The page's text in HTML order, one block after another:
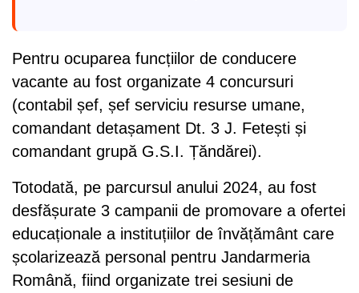
Pentru ocuparea funcțiilor de conducere
vacante au fost organizate 4 concursuri
(contabil șef, șef serviciu resurse umane,
comandant detașament Dt. 3 J. Fetești și
comandant grupă G.S.I. Țăndărei).
Totodată, pe parcursul anului 2024, au fost
desfășurate 3 campanii de promovare a ofertei
educaționale a instituțiilor de învățământ care
școlarizează personal pentru Jandarmeria
Română, fiind organizate trei sesiuni de